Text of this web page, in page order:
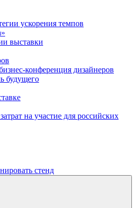
ускорения темпов
выставки
конференция дизайнеров
будущего
на участие для российских
стенд